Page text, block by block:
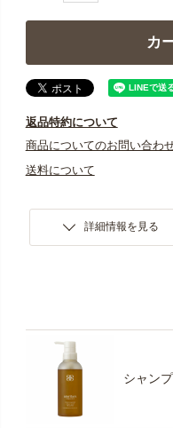
カ
返品特約について
商品についてのお問い合わ
送料について
詳細情報を見る
シャン